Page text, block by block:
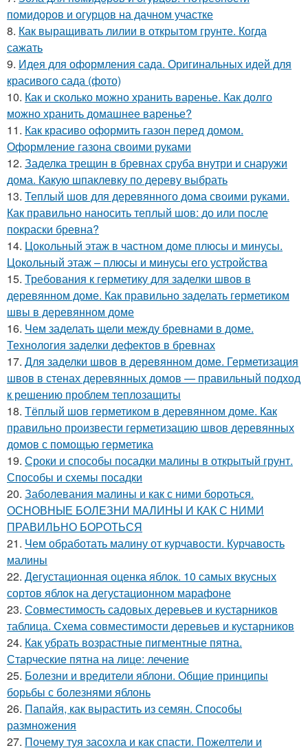
помидоров и огурцов на дачном участке
8. Как выращивать лилии в открытом грунте. Когда
сажать
9. Идея для оформления сада. Оригинальных идей для
красивого сада (фото)
10. Как и сколько можно хранить варенье. Как долго
можно хранить домашнее варенье?
11. Как красиво оформить газон перед домом.
Оформление газона своими руками
12. Заделка трещин в бревнах сруба внутри и снаружи
дома. Какую шпаклевку по дереву выбрать
13. Теплый шов для деревянного дома своими руками.
Как правильно наносить теплый шов: до или после
покраски бревна?
14. Цокольный этаж в частном доме плюсы и минусы.
Цокольный этаж – плюсы и минусы его устройства
15. Требования к герметику для заделки швов в
деревянном доме. Как правильно заделать герметиком
швы в деревянном доме
16. Чем заделать щели между бревнами в доме.
Технология заделки дефектов в бревнах
17. Для заделки швов в деревянном доме. Герметизация
швов в стенах деревянных домов — правильный подход
к решению проблем теплозащиты
18. Тёплый шов герметиком в деревянном доме. Как
правильно произвести герметизацию швов деревянных
домов с помощью герметика
19. Сроки и способы посадки малины в открытый грунт.
Способы и схемы посадки
20. Заболевания малины и как с ними бороться.
ОСНОВНЫЕ БОЛЕЗНИ МАЛИНЫ И КАК С НИМИ
ПРАВИЛЬНО БОРОТЬСЯ
21. Чем обработать малину от курчавости. Курчавость
малины
22. Дегустационная оценка яблок. 10 самых вкусных
сортов яблок на дегустационном марафоне
23. Совместимость садовых деревьев и кустарников
таблица. Схема совместимости деревьев и кустарников
24. Как убрать возрастные пигментные пятна.
Старческие пятна на лице: лечение
25. Болезни и вредители яблони. Общие принципы
борьбы с болезнями яблонь
26. Папайя, как вырастить из семян. Способы
размножения
27. Почему туя засохла и как спасти. Пожелтели и